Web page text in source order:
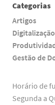
Categorias
Artigos
Digitalização
Gestão de
Horário de
Segunda a